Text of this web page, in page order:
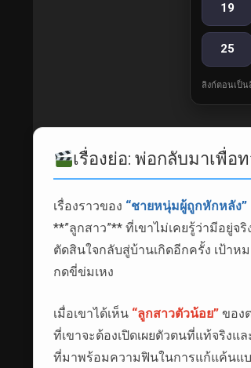
19
25
ลิงก์ตอนเป็
เรื่องย่อ: พ่อกลับมาเพื่อ
เรื่องราวของ “ชายหนุ่มผู้ถูกหักหลัง”
**”ลูกสาว”** ที่เขาไม่เคยรู้ว่ามีอยู่
ตัดสินใจกลับสู่บ้านเกิดอีกครั้ง เป้าห
กดขี่ข่มเหง
เมื่อเขาได้เห็น “ลูกสาวตัวน้อย” ของ
ที่เขาจะต้องเปิดเผยตัวตนที่แท้จริง
ที่มาพร้อมความฟินในการแก้แค้นแ